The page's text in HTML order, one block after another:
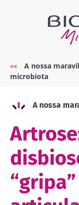
Navegação
estrutural
A nossa
microbiota
A nossa